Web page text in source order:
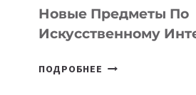
Новые Предметы По
Искусственному
ПОДРОБНЕЕ